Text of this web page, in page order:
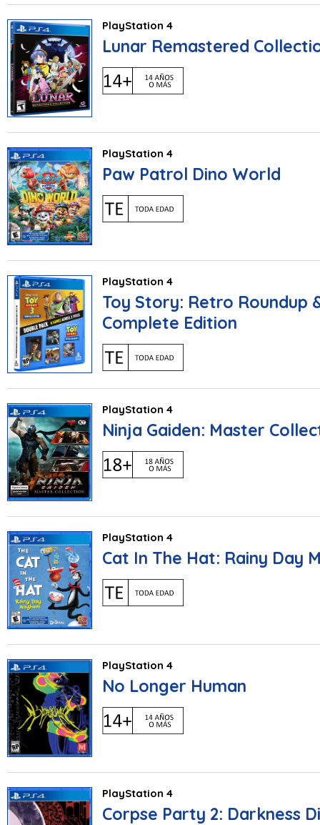
PlayStation 4
Lunar Remastered
PlayStation 4
Paw Patrol Dino World
PlayStation 4
Toy Story: Retro Roundup
Complete Edition
PlayStation 4
Ninja Gaiden: Master
PlayStation 4
Cat In The Hat: Rainy Day
PlayStation 4
No Longer Human
PlayStation 4
Corpse Party 2: Darkness